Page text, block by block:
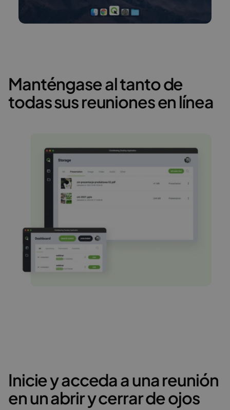
Manténgase al tanto de
todas sus reuniones en línea
Inicie y acceda a una reunión
en un abrir y cerrar de ojos